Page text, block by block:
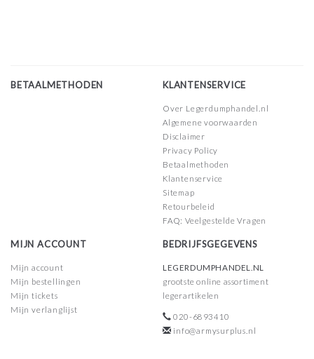
BETAALMETHODEN KLANTENSERVICE
Over Legerdumphandel.nl
Algemene voorwaarden
Disclaimer
Privacy Policy
Betaalmethoden
Klantenservice
Sitemap
Retourbeleid
FAQ: Veelgestelde Vragen
MIJN ACCOUNT
Mijn account
Mijn bestellingen
Mijn tickets
Mijn verlanglijst
BEDRIJFSGEGEVENS
LEGERDUMPHANDEL.NL
grootste online assortiment
legerartikelen
020-6893410
info@armysurplus.nl